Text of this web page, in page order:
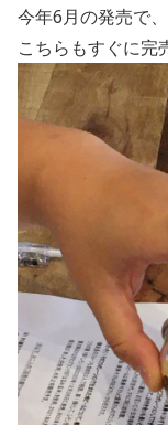
今年6月の発売で、
こちらもすぐに完